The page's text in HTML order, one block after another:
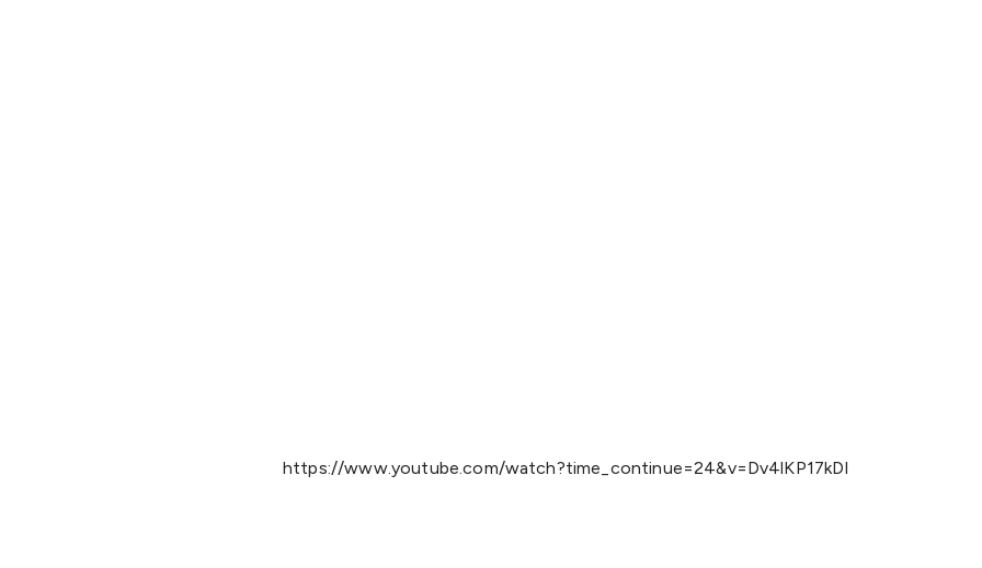
https://www.youtube.com/watch?time_continue=24&v=Dv4lKP17kDI